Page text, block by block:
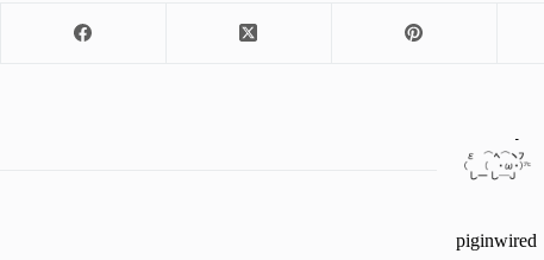
piginwired